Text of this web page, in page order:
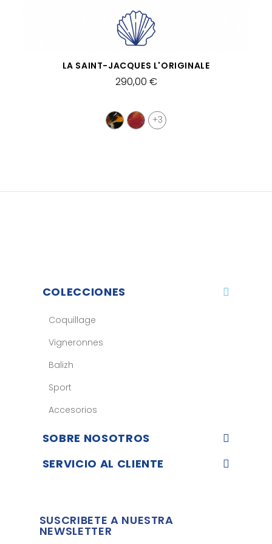
VISTA RÁPIDA
LA SAINT-JACQUES L'ORIGINALE
290,00 €
+3
COLECCIONES
Coquillage
Vigneronnes
Balizh
Sport
Accesorios
SOBRE NOSOTROS
SERVICIO AL CLIENTE
SUSCRIBETE A NUESTRA
NEWSLETTER